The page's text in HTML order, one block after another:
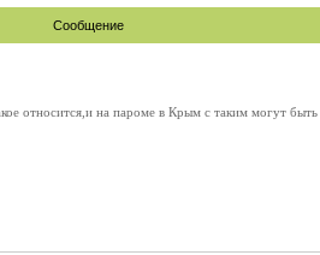
Сообщение
относится,и на пароме в Крым с таким могут